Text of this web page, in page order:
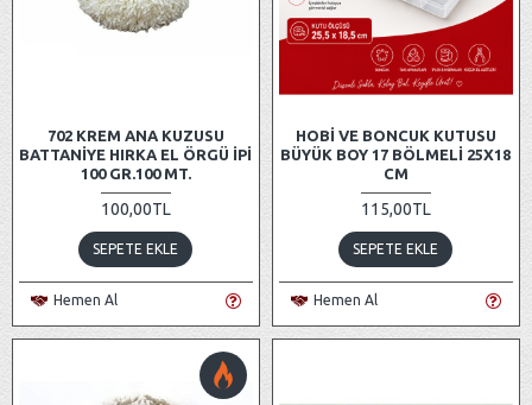
702 KREM ANA KUZUSU
BATTANIYE HIRKA EL ÖRGÜ İPI
100 GR.100 MT.
100,00TL
SEPETE EKLE
Hemen Al
HOBI VE BONCUK KUTUSU
BÜYÜK BOY 17 BÖLMELI 25X18
CM
115,00TL
SEPETE EKLE
Hemen Al